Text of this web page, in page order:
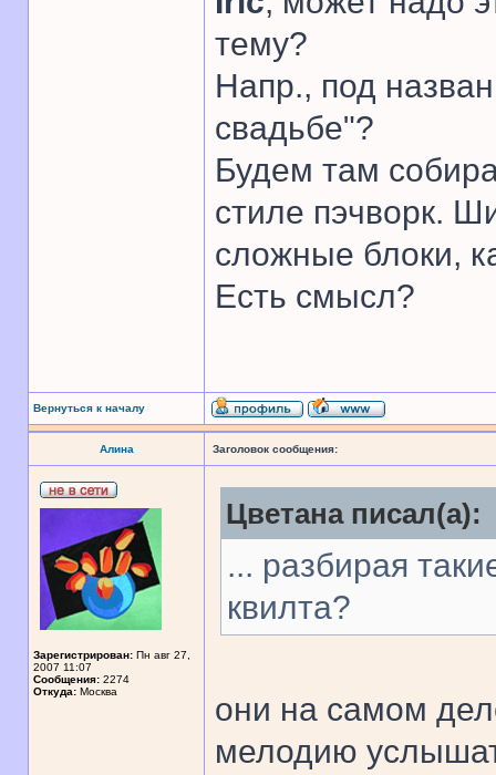
тему?
Напр., под
свадьбе"?
Будем там
стиле пэчворк.
сложные блоки,
Есть смысл?
Вернуться к началу
Алина Заголовок сообщения:
Зарегистрирован: Пн авг 27,
2007 11:07
Сообщения: 2274
Откуда: Москва
Цветана писал(а):
... разбирая
квилта?
они на самом
мелодию